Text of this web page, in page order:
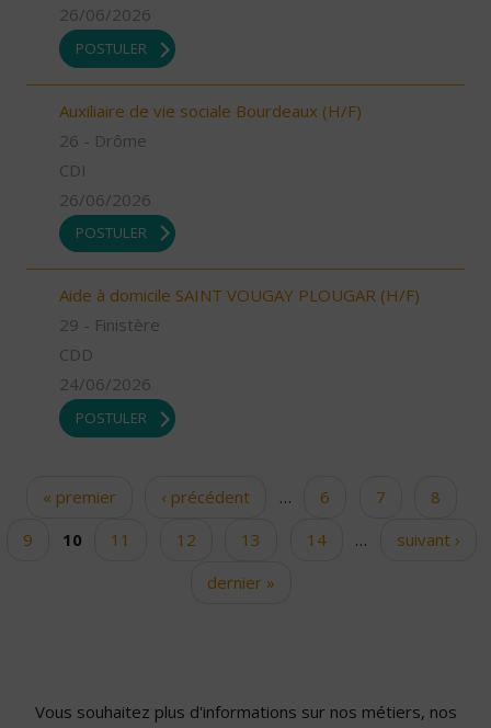
26/06/2026
POSTULER
Auxiliaire de vie sociale Bourdeaux (H/F)
26 - Drôme
CDI
26/06/2026
POSTULER
Aide à domicile SAINT VOUGAY PLOUGAR (H/F)
29 - Finistère
CDD
24/06/2026
POSTULER
Pages« premier ‹ précédent … 6 7
8
9
10 11 12 13 14 …
suivant ›
dernier »
Vous souhaitez plus d'informations sur nos métiers, nos